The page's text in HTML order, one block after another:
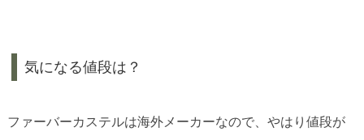
気になる値段は？
ファーバーカステルは海外メーカーなので、やはり値段が